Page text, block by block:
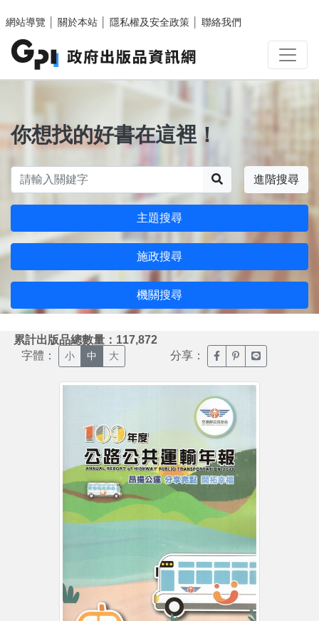
網站導覽
關於本站 隱私權及安全政策 聯絡我們
你想找的好書在這裡！
進階搜尋
主題搜尋
施政搜尋
機關搜尋
累計出版品總數量：117,872
字體： 小 中 大 分享： 臉書分享(另開新視窗)
噗浪分享(另開新
Line分享(另